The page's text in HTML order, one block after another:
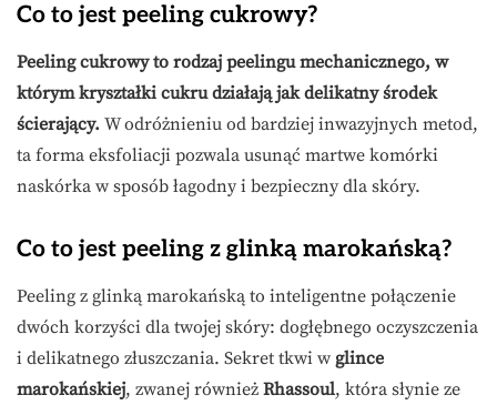
Co to jest peeling cukrowy?
Peeling cukrowy to rodzaj peelingu mechanicznego, w
którym kryształki cukru działają jak delikatny środek
ścierający. W odróżnieniu od bardziej inwazyjnych metod,
ta forma eksfoliacji pozwala usunąć martwe komórki
naskórka w sposób łagodny i bezpieczny dla skóry.
Co to jest peeling z glinką marokańską?
Peeling z glinką marokańską to inteligentne połączenie
dwóch korzyści dla twojej skóry: dogłębnego oczyszczenia
i delikatnego złuszczania. Sekret tkwi w glince
marokańskiej, zwanej również Rhassoul, która słynie ze